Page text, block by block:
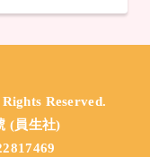
Reserved.
(員生社)